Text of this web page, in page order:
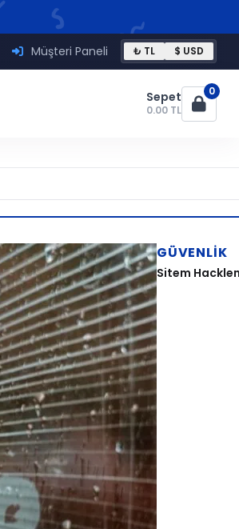
Müşteri Paneli ₺ TL $ USD
Sepet
0.00 TL
0
GÜVENLIK
Sitem